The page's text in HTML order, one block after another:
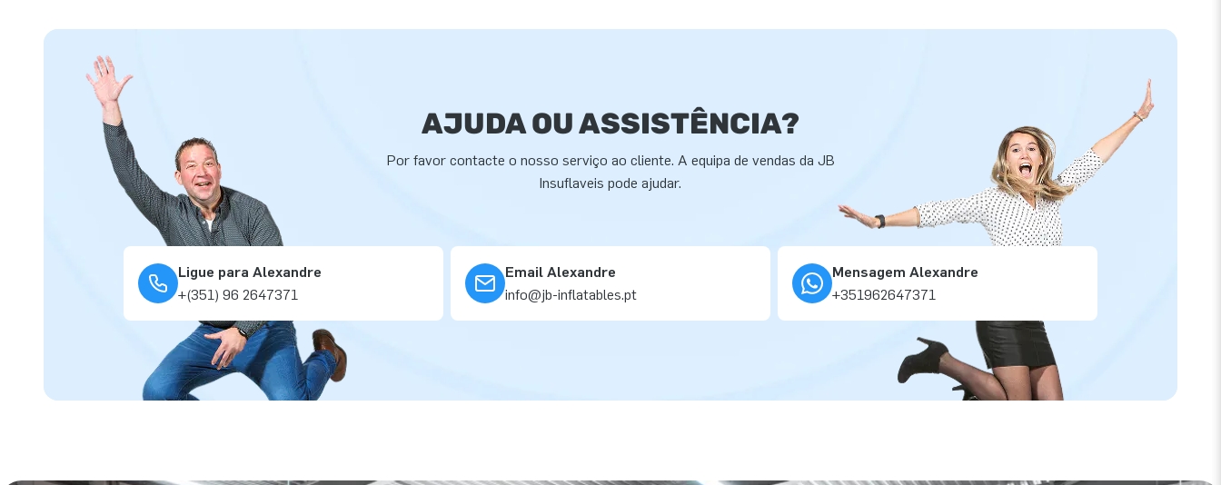
AJUDA OU ASSISTÊNCIA?
Por favor contacte o nosso serviço ao cliente. A equipa de vendas da JB
Insuflaveis pode ajudar.
Ligue para Alexandre
+(351) 96 2647371
Email Alexandre
info@jb-inflatables.pt
Mensagem Alexandre
+351962647371